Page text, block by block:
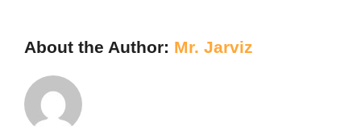
About the Author: Mr. Jarviz